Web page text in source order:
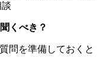
くべき？
問を準備しておくと